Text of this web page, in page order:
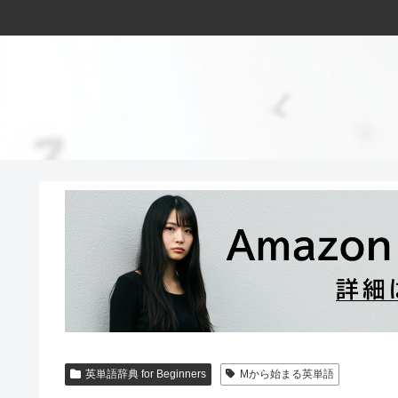
英単語辞典 for Beginners Mから始まる英単語